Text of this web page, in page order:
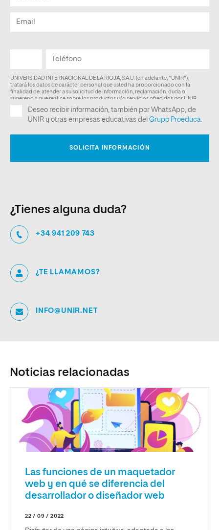
¿Tienes alguna duda?
+34 941 209 743
¿TE LLAMAMOS?
INFO@UNIR.NET
Noticias relacionadas
Las funciones de un maquetador
web y en qué se diferencia del
desarrollador o diseñador web
22 / 09 / 2022